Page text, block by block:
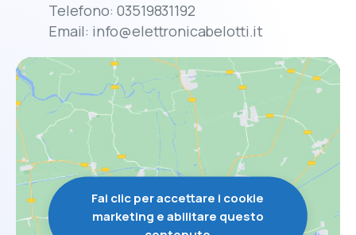
Telefono: 03519831192
Email: info@elettronicabelotti.it
Fai clic per accettare i cookie
marketing e abilitare questo